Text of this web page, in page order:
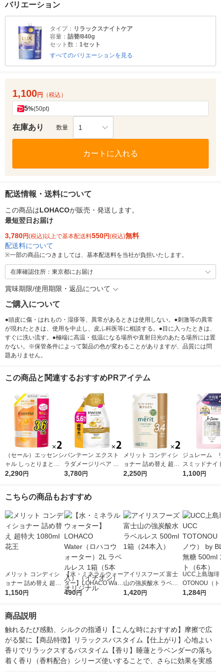
バリエーション
タイプ： リラックスナイトケア
容量： 詰替/840g
セット数： 1セット
すべてのバリエーションを見る
1,100円 （税込）
5%(50pt)
在庫あり 数量 1
カートに入れる
配送情報・送料について
この商品はLOHACOが販売・発送します。
最短翌日お届け
3,780円(税込)以上で基本配送料550円(税込)無料
配送料について
※一部の商品につきましては、基本配送料を当社が負担いたします。
在庫確認住所：東京都にお届け
賞味期限/使用期限・返品について
ご購入について
●頭皮に傷・はれもの・湿疹等、異常があるときは使用しない。●刺激等の異常
が現れたときは、使用を中止し、皮ふ科医等に相談する。●目に入ったときは、
すぐに洗い流す。●極端に高温・低温になる場所や直射日光のあたる場所には置
かない。※保管条件によって製品の色が変わることがありますが、品質には問
題ありません。
この商品と関連するおすすめPRアイテム
（セール）エッセンシ
ャル しっとりまとま
る コンディショナー
2,290円
パンテーン エクスト
ラダメージリペア コ
ンディショナー 超特
3,780円
メリット コンディシ
ョナー 詰め替え 超特
大 1080ml 2個 花王
2,250円
ジュレーム
スミッドナイ
トリートメン
1,100円
こちらの商品もおすすめ
メリット コンディシ
ョナー 詰め替え 超特
大 1080ml 花王
1,150円
【水・ミネラルウォー
ター】LOHACO Wate
r（ロハコウォータ
490円
アイリスフーズ 富士
山の強炭酸水 ラベル
レス 500ml 1箱（24
1,420円
UCC上島珈琲
OTONOU（
ウ） by
1,284円
商品説明
触れるたび感動、シルクの指通り【こんな時におすすめ】摩擦で広
がる髪に【商品特徴】リラックスバスタイム【仕上がり】心地よい
香りでリラックスするバスタイム【香り】睡蓮とラベンダーの落ち
着く香り（香料配合）シリーズ使いすることで、さらに効果を実感